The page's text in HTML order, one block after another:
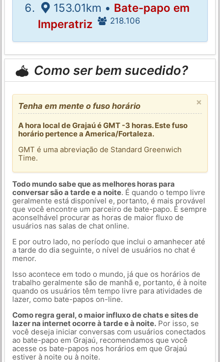
153.01km • Bate-papo em
Imperatriz
218.106
Como ser bem sucedido?
×
Tenha em mente o fuso horário
A hora local de Grajaú é GMT -3 horas. Este fuso
horário pertence a America/Fortaleza.
GMT é uma abreviação de Standard Greenwich
Time.
Todo mundo sabe que as melhores horas para
conversar são a tarde e a noite. É quando o tempo livre
geralmente está disponível e, portanto, é mais provável
que você encontre um parceiro de bate-papo. É sempre
aconselhável procurar as horas de maior fluxo de
usuários nas salas de chat online.
E por outro lado, no período que inclui o amanhecer até
a tarde do dia seguinte, o nível de usuários no chat é
menor.
Isso acontece em todo o mundo, já que os horários de
trabalho geralmente são de manhã e, portanto, é à noite
quando os usuários têm tempo livre para atividades de
lazer, como bate-papos on-line.
Como regra geral, o maior influxo de chats e sites de
lazer na internet ocorre à tarde e à noite.Por isso, se
você deseja iniciar conversas com usuários conectados
ao bate-papo em Grajaú, recomendamos que você
acesse os bate-papos nos horários em que Grajaú
estiver à noite ou à noite.